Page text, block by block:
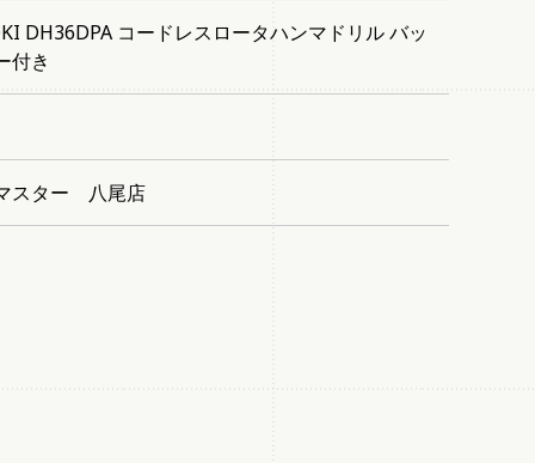
DH36DPA コードレスロータハンマドリル バッ
付き
スター 八尾店